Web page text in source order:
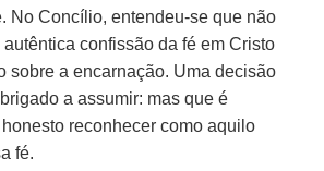
No Concílio, entendeu-se que não
confissão da fé em Cristo
sobre a encarnação. Uma decisão
a assumir: mas que é
reconhecer como aquilo
fé.